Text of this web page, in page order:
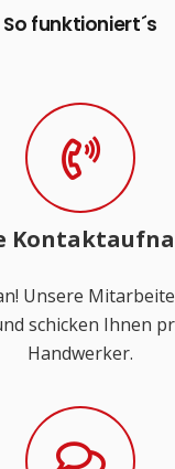
So funktioniert´s
Unsere
schicken Ihnen
Handwerker.